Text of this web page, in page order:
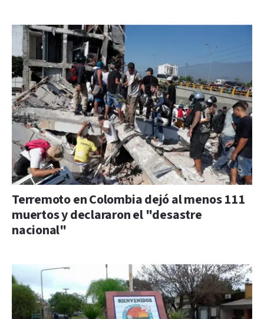
Terremoto en Colombia dejó al menos 111
muertos y declararon el "desastre
nacional"